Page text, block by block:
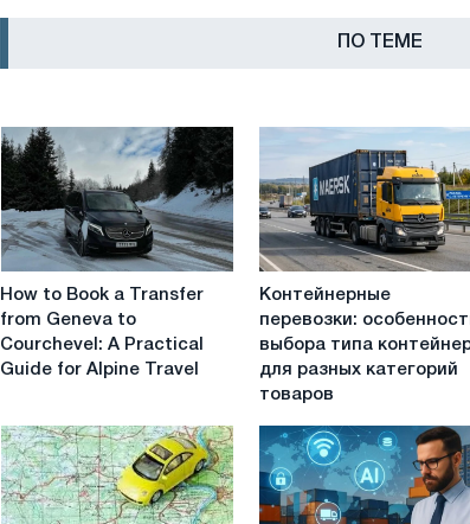
ПО ТЕМЕ
How
to
Book
a
Geneva
to
Courchevel:
A
How to Book a Transfer
from Geneva to
Courchevel: A Practical
Guide for Alpine Travel
Контейнерные
перевозки:
особенности
выбора
типа
контейнера
для
разных
категорий
товаров
Контейнерные
перевозки:
выбора типа
для разных категорий
товаров